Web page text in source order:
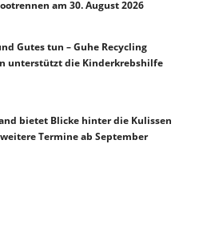
am 30. August 2026
Gutes tun – Guhe Recycling
unterstützt die Kinderkrebshilfe
bietet Blicke hinter die Kulissen
Termine ab September